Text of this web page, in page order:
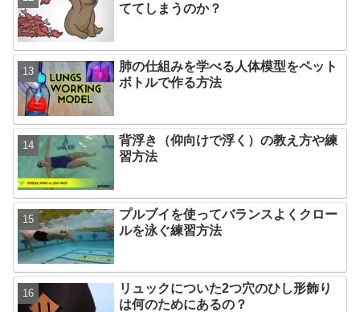
ててしまうのか？
肺の仕組みを学べる人体模型をペット
ボトルで作る方法
背浮き（仰向けで浮く）の教え方や練
習方法
プルブイを使ってバランスよくクロー
ルを泳ぐ練習方法
リュックについた2つ穴のひし形飾り
は何のためにあるの？